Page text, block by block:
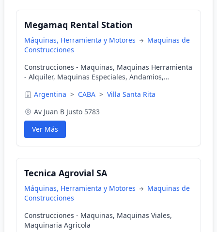
Megamaq Rental Station
Máquinas, Herramienta y Motores
Maquinas de
Construcciones
Construcciones - Maquinas, Maquinas Herramienta
- Alquiler, Maquinas Especiales, Andamios,
Argentina > CABA > Villa Santa Rita
Av Juan B Justo 5783
Ver Más
Tecnica Agrovial SA
Máquinas, Herramienta y Motores
Maquinas de
Construcciones
Construcciones - Maquinas, Maquinas Viales,
Maquinaria Agricola